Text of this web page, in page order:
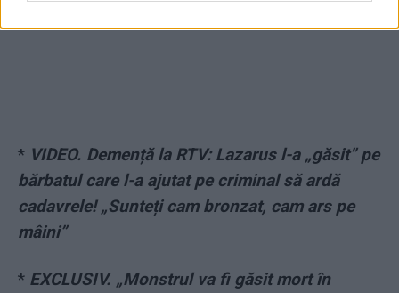
* VIDEO. Demență la RTV: Lazarus l-a „găsit” pe
bărbatul care l-a ajutat pe criminal să ardă
cadavrele! „Sunteți cam bronzat, cam ars pe
mâini”
* EXCLUSIV. „Monstrul va fi găsit mort în